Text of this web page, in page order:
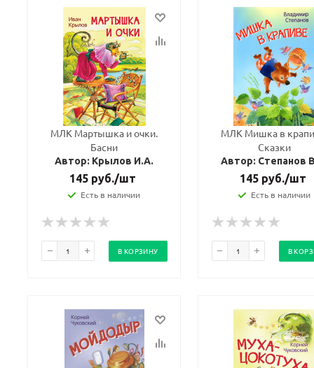
МЛК Мартышка и очки.
Басни
Автор: Крылов И.А.
145 руб./шт
Есть в наличии
В КОРЗИНУ
МЛК Мишка в
Сказки
Автор: Степанов
145руб./шт
Есть в наличии
В
Ваш E-mail:
Ваш E-mail: